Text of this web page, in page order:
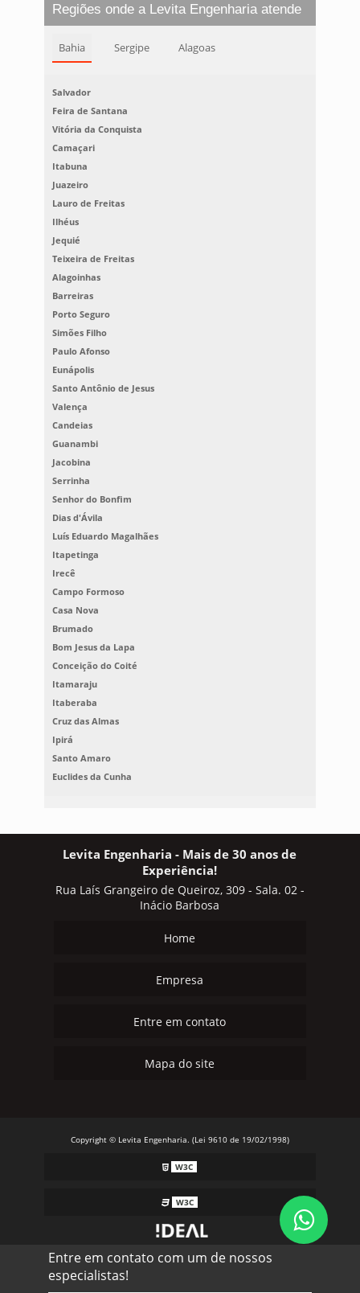
Entre em contato com um de nossos
especialistas!
Regiões onde a Levita Engenharia atende
Bahia Sergipe Alagoas
Salvador
Feira de Santana
Vitória da Conquista
Camaçari
Itabuna
Juazeiro
Lauro de Freitas
Ilhéus
Jequié
Teixeira de Freitas
Alagoinhas
Barreiras
Porto Seguro
Simões Filho
Paulo Afonso
Eunápolis
Santo Antônio de Jesus
Valença
Candeias
Guanambi
Jacobina
Serrinha
Senhor do Bonfim
Dias d'Ávila
Luís Eduardo Magalhães
Itapetinga
Irecê
Campo Formoso
Casa Nova
Brumado
Bom Jesus da Lapa
Conceição do Coité
Itamaraju
Itaberaba
Cruz das Almas
Ipirá
Santo Amaro
Euclides da Cunha
Levita Engenharia - Mais de 30 anos de
Experiência!
Rua Laís Grangeiro de Queiroz, 309 - Sala. 02 -
Inácio Barbosa
Home
Empresa
Entre em contato
Mapa do site
Copyright © Levita Engenharia. (Lei 9610 de 19/02/1998)
W3C
W3C